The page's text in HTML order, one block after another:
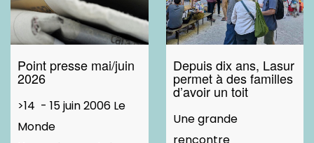
Point presse mai/juin
2026
>14 - 15 juin 2006 Le
Monde
Depuis dix ans, Lasur
permet à des familles
d’avoir un toit
Une grande